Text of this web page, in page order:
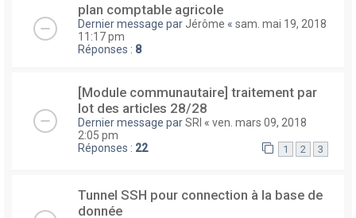
plan comptable agricole
Dernier message par Jérôme « sam. mai 19, 2018
11:17 pm
Réponses : 8
[Module communautaire] traitement par
lot des articles 28/28
Dernier message parSRI « ven. mars 09, 2018
2:05 pm
Réponses : 22 1 2 3
Tunnel SSH pour connection à la base de
donnée